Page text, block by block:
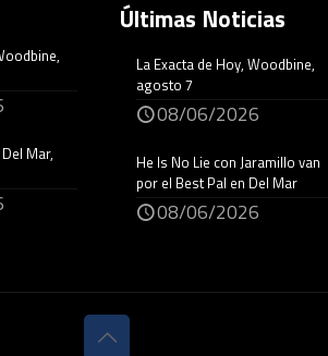
Mar,
Últimas Noticias
La Exacta de Hoy, Woodbine,
agosto 7
08/06/2026
He Is No Lie con Jaramillo van
por el Best Pal en Del Mar
08/06/2026